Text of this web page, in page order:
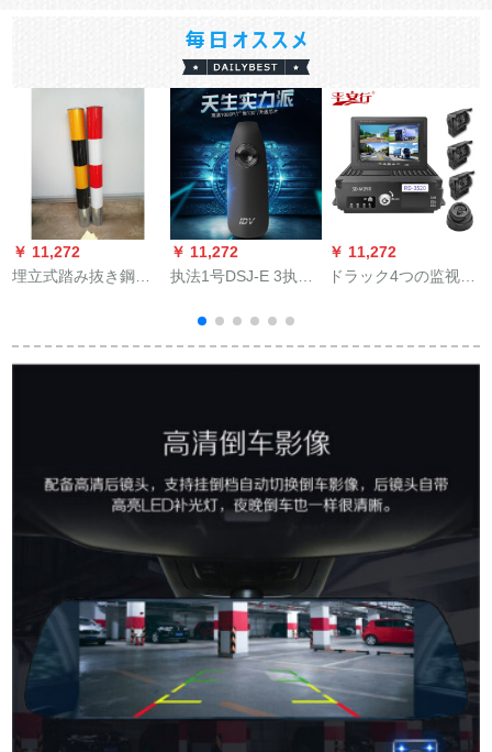
￥ 11,272
埋立式踏み抜き鋼管
格
￥ 11,272
执法1号DSJ-E 3执法
クロリコン1080 P高
清运动磁石吸着式录
￥ 11,272
ドラック4つの监视ド
バーク映像360度SD
ータ7つのオンライン